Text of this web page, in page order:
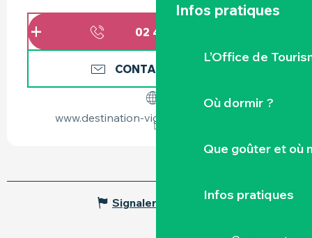
Infos pratiques
L’Office de
Où dormir ?
Que goûter et où
Infos pratiques
02 40 33 34
CONTACTEZ-NOUS
www.destination-vignoble-nantais.com
Signaler une erreur